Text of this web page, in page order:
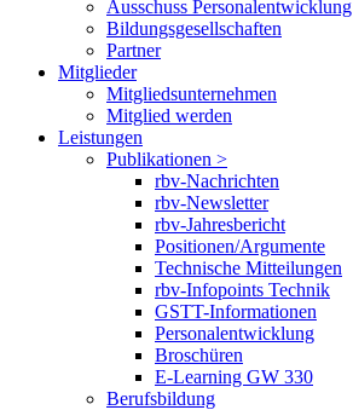
Ausschuss Personalentwicklung
Bildungsgesellschaften
Partner
Mitglieder
Mitgliedsunternehmen
Mitglied werden
Leistungen
Publikationen >
rbv-Nachrichten
rbv-Newsletter
rbv-Jahresbericht
Positionen/Argumente
Technische Mitteilungen
rbv-Infopoints Technik
GSTT-Informationen
Personalentwicklung
Broschüren
E-Learning GW 330
Berufsbildung